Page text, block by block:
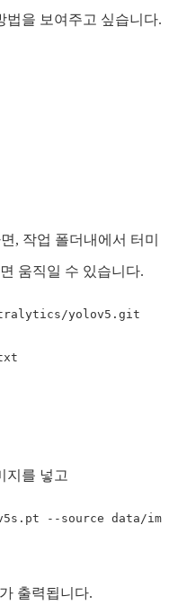
법을 보여주고 싶습니다.
, 작업 폴더내에서 터미
움직일 수 있습니다.
지를 넣고
출력됩니다.